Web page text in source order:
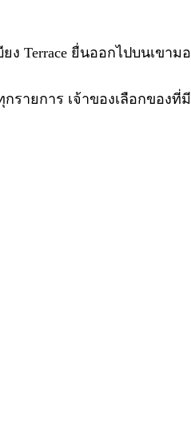
Terrace ยื่นออกไปบนเขา
กรายการ เจ้าของเลือกข